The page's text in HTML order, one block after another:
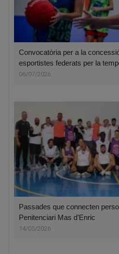
Convocatòria per a la
esportistes federats per la
06/07/2026
Passades que connecten
Penitenciari Mas d’Enric
14/05/2026